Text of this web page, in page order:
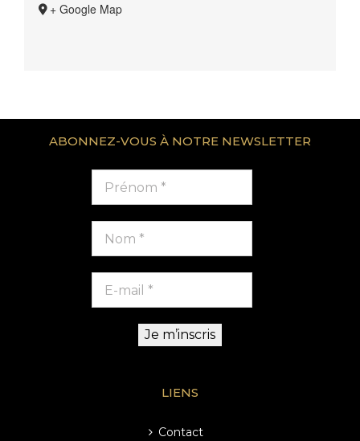
+ Google Map
ABONNEZ-VOUS À NOTRE NEWSLETTER
LIENS
Contact